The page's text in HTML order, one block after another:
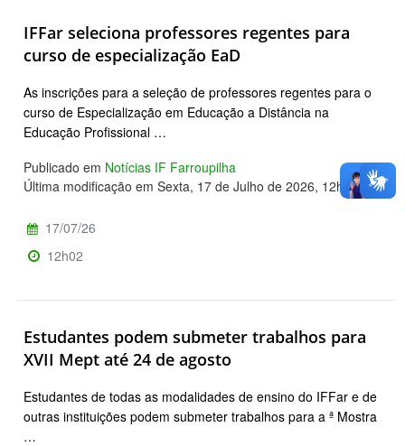
IFFar seleciona professores regentes para
curso de especialização EaD
As inscrições para a seleção de professores regentes para o
curso de Especialização em Educação a Distância na
Educação Profissional …
Publicado em Notícias IF Farroupilha
Última modificação em Sexta, 17 de Julho de 2026, 12h05
17/07/26
12h02
Estudantes podem submeter trabalhos para
XVII Mept até 24 de agosto
Estudantes de todas as modalidades de ensino do IFFar e de
outras instituições podem submeter trabalhos para a ª Mostra
…